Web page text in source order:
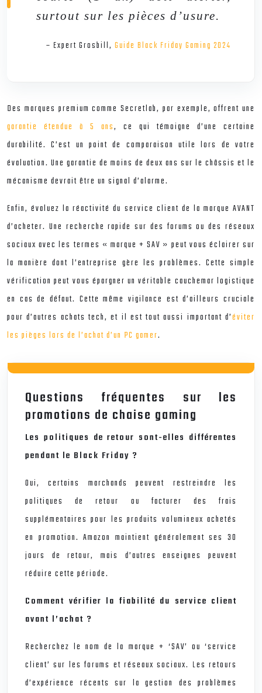
surtout sur les pièces d’usure.
– Expert Grosbill, Guide Black Friday Gaming 2024
Des marques premium comme Secretlab, par exemple, offrent une
garantie étendue à 5 ans, ce qui témoigne d’une certaine
durabilité. C’est un point de comparaison utile lors de votre
évaluation. Une garantie de moins de deux ans sur le châssis et le
mécanisme devrait être un signal d’alarme.
Enfin, évaluez la réactivité du service client de la marque AVANT
d’acheter. Une recherche rapide sur des forums ou des réseaux
sociaux avec les termes « marque + SAV » peut vous éclairer sur
la manière dont l’entreprise gère les problèmes. Cette simple
vérification peut vous épargner un véritable cauchemar logistique
en cas de défaut. Cette même vigilance est d’ailleurs cruciale
pour d’autres achats tech, et il est tout aussi important d’éviter
les pièges lors de l’achat d’un PC gamer.
Questions fréquentes sur les
promotions de chaise gaming
Les politiques de retour sont-elles différentes
pendant le Black Friday ?
Oui, certains marchands peuvent restreindre les
politiques de retour ou facturer des frais
supplémentaires pour les produits volumineux achetés
en promotion. Amazon maintient généralement ses 30
jours de retour, mais d’autres enseignes peuvent
réduire cette période.
Comment vérifier la fiabilité du service client
avant l’achat ?
Recherchez le nom de la marque + ‘SAV’ ou ‘service
client’ sur les forums et réseaux sociaux. Les retours
d’expérience récents sur la gestion des problèmes